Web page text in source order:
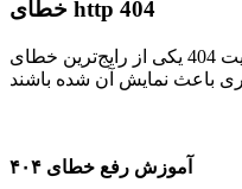
خطای http 404
کد وضعیت 404 یکی از رایج‌ترین خطای HTTP در اینترنت است. این کد عموما زمانی نمایش داده می‌شود که صفحه موردنظر کاربر در سرور وجود نداشته باشد. البته این تنها یکی از دلایل نمایش این خطاست و
آموزش رفع خطای ۴۰۴